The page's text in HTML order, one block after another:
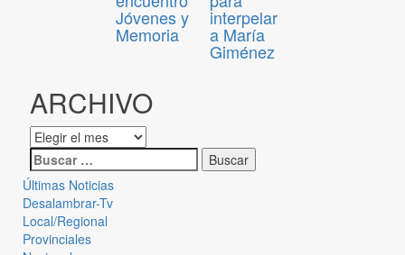
Jóvenes y
Memoria
interpelar
a María
Giménez
ARCHIVO
Últimas Noticias
Desalambrar-Tv
Local/Regional
Provinciales